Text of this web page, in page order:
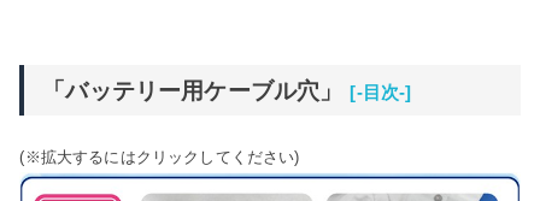
「バッテリー用ケーブル穴」 [-目次-]
(※拡大するにはクリックしてください)